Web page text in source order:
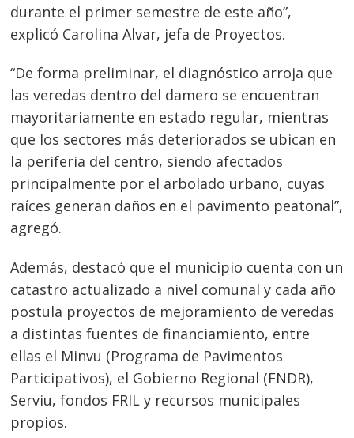
durante el primer semestre de este año”,
explicó Carolina Alvar, jefa de Proyectos.
“De forma preliminar, el diagnóstico arroja que
las veredas dentro del damero se encuentran
mayoritariamente en estado regular, mientras
que los sectores más deteriorados se ubican en
la periferia del centro, siendo afectados
principalmente por el arbolado urbano, cuyas
raíces generan daños en el pavimento peatonal”,
agregó.
Además, destacó que el municipio cuenta con un
catastro actualizado a nivel comunal y cada año
postula proyectos de mejoramiento de veredas
a distintas fuentes de financiamiento, entre
ellas el Minvu (Programa de Pavimentos
Participativos), el Gobierno Regional (FNDR),
Serviu, fondos FRIL y recursos municipales
propios.